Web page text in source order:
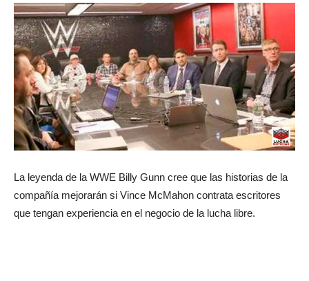
La leyenda de la WWE Billy Gunn cree que las historias de la
compañía mejorarán si Vince McMahon contrata escritores
que tengan experiencia en el negocio de la lucha libre.